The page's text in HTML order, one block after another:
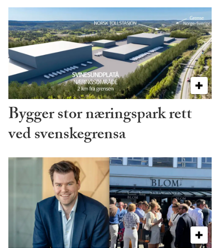
Bygger stor næringspark rett
ved svenskegrensa